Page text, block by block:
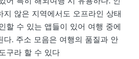
지 않은 지역에서도 오프라인 상태
할 수 있는 앱들이 있어 여행 중에
다. 주소 모음은 여행의 품질과 안
구라 할 수 있다